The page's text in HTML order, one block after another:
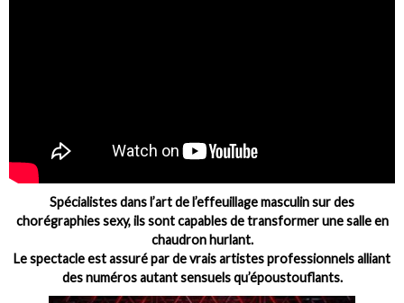
Spécialistes dans l’art de l’effeuillage masculin sur des
chorégraphies sexy, ils sont capables de transformer une salle en
chaudron hurlant.
Le spectacle est assuré par de vrais artistes professionnels alliant
des numéros autant sensuels qu’époustouflants.